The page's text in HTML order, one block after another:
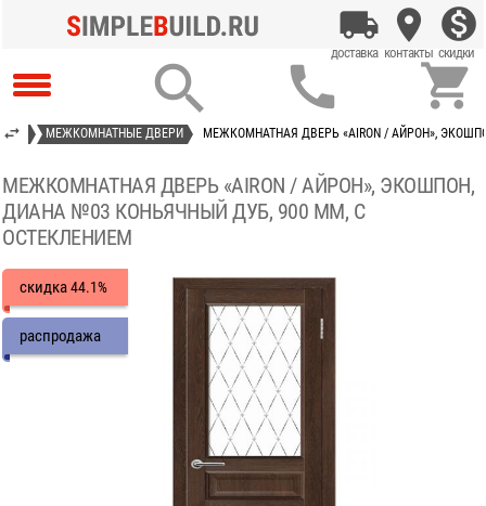
  
МЕЖКОМНАТНЫЕ ДВЕРИ МЕЖКОМНАТНАЯ ДВЕРЬ «AIRON / АЙРОН»,
МЕЖКОМНАТНАЯ ДВЕРЬ «AIRON / АЙРОН», ЭКОШПОН,
ДИАНА №03 КОНЬЯЧНЫЙ ДУБ, 900 ММ, С
ОСТЕКЛЕНИЕМ
скидка44.1%
распродажа